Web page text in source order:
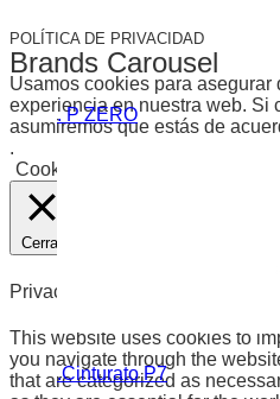
Brands Carousel
. P ZERO
.Cinturato P7
POLÍTICA DE PRIVACIDAD
Usamos cookies para asegurar
experiencia en nuestra web. Si
asumiremos que estás de
.
Cookies
Cerrar
Privacy Overview
This website uses cookies to
you navigate through the
that are categorized as